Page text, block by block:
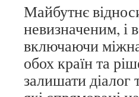
Майбутнє
невизначеним, і
включаючи
обох країн та
залишати діалог